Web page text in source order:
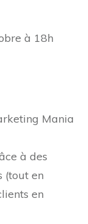
à 18h
Mania
à des
(tout en
en